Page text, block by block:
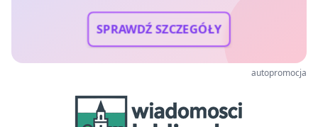
SPRAWDŹ SZCZEGÓŁY
autopromocja